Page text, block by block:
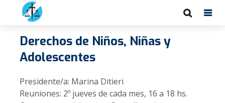
Derechos de Niños, Niñas y
Adolescentes
Presidente/a: Marina Ditieri
Reuniones: 2º jueves de cada mes, 16 a 18 hs.